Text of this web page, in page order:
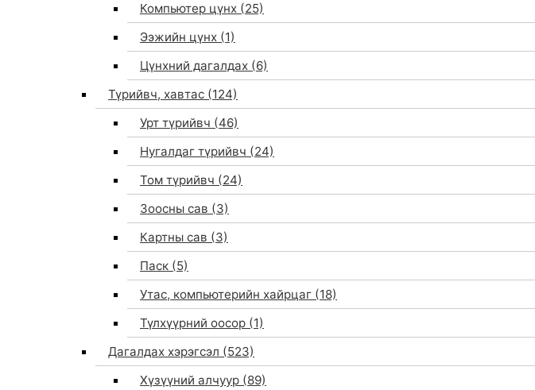
Компьютер цүнх (25)
Ээжийн цүнх (1)
Цүнхний дагалдах (6)
Түрийвч, хавтас (124)
Урт түрийвч (46)
Нугалдаг түрийвч (24)
Том түрийвч (24)
Зоосны сав (3)
Картны сав (3)
Паск (5)
Утас, компьютерийн хайрцаг (18)
Түлхүүрний оосор (1)
Дагалдах хэрэгсэл (523)
Хүзүүний алчуур (89)